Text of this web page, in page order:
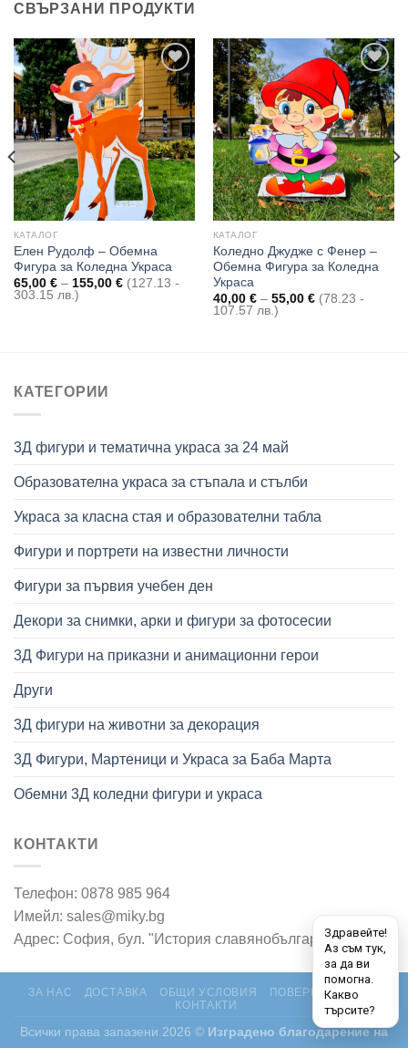
СВЪРЗАНИ ПРОДУКТИ
Add to
wishlist
КАТАЛОГ
Елен Рудолф – Обемна
Фигура за Коледна Украса
65,00 € – 155,00 €Price
range:
(127.13 -
303.15 лв.)
Add to
wishlist
КАТАЛОГ
Коледно Джудже с Фенер –
Обемна Фигура за Коледна
Украса
40,00 € – 55,00 €Price
range:
(78.23 -
107.57 лв.)
КАТЕГОРИИ
3Д фигури и тематична украса за 24 май
Образователна украса за стъпала и стълби
Украса за класна стая и образователни табла
Фигури и портрети на известни личности
Фигури за първия учебен ден
Декори за снимки, арки и фигури за фотосесии
3Д Фигури на приказни и анимационни герои
Други
3Д фигури на животни за декорация
3Д Фигури, Мартеници и Украса за Баба Марта
Обемни 3Д коледни фигури и украса
КОНТАКТИ
Телефон: 0878 985 964
Имейл: sales@miky.bg
Адрес: София, бул. "История славянобългарска" 7
ЗА НАС ДОСТАВКА ОБЩИ УСЛОВИЯ
ПОВЕРИТЕЛНОСТ
КОНТАКТИ
Всички права запазени 2026 © Изградено благодарение на